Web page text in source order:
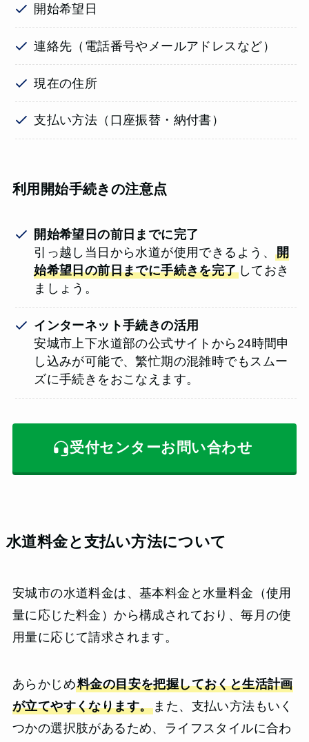
開始希望日
連絡先（電話番号やメールアドレスなど）
現在の住所
支払い方法（口座振替・納付書）
利用開始手続きの注意点
開始希望日の前日までに完了
引っ越し当日から水道が使用できるよう、 開
始希望日の前日までに手続きを完了しておき
ましょう。
インターネット手続きの活用
安城市上下水道部の公式サイトから24時間申
し込みが可能で、繁忙期の混雑時でもスムー
ズに手続きをおこなえます。
受付センターお問い合わせ
水道料金と支払い方法について
安城市の水道料金は、基本料金と水量料金（使用
量に応じた料金）から構成されており、毎月の使
用量に応じて請求されます。
あらかじめ料金の目安を把握しておくと生活計画
が立てやすくなります。 また、支払い方法もいく
つかの選択肢があるため、ライフスタイルに合わ